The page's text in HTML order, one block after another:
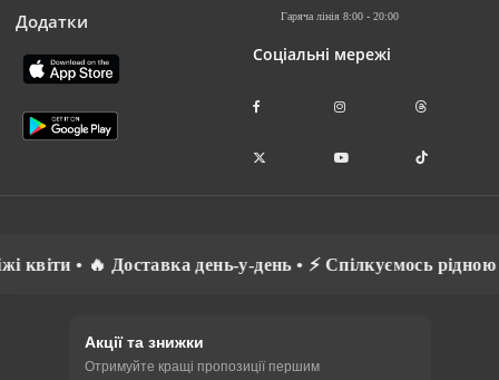
Додатки Гаряча лінія 8:00 - 20:00
Соціальні мережі
день-у-день • ⚡ Спілкуємось рідною мовою • 💳
Акції та знижки
Отримуйте кращі пропозиції першим